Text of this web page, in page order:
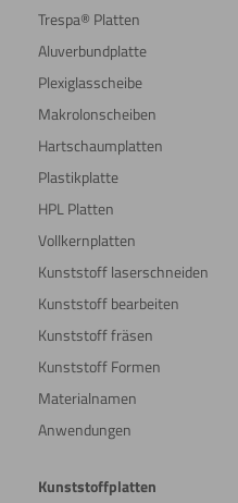
Trespa® Platten
Aluverbundplatte
Plexiglasscheibe
Makrolonscheiben
Hartschaumplatten
Plastikplatte
HPL Platten
Vollkernplatten
Kunststoff laserschneiden
Kunststoff bearbeiten
Kunststoff fräsen
Kunststoff Formen
Materialnamen
Anwendungen
Kunststoffplatten